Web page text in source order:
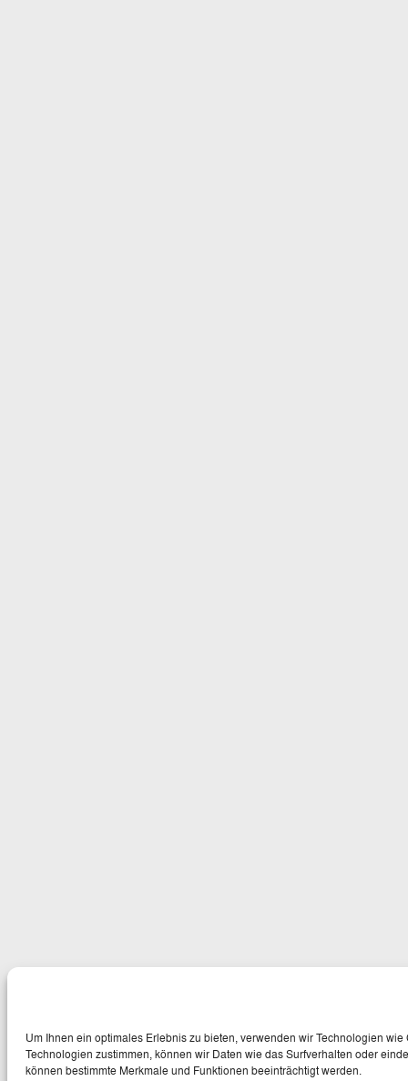
Um Ihnen ein optimales Erlebnis zu bieten, verwenden wir Technologien
Technologien zustimmen, können wir Daten wie das Surfverhalten oder
können bestimmte Merkmale und Funktionen beeinträchtigt werden.